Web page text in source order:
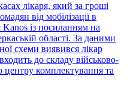
лікаря, який за гроші
від мобілізації в
із посиланням на
області. За даними
схеми виявився лікар
до складу військово-
центру комплектування та